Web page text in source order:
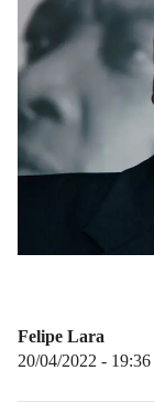
Felipe Lara
20/04/2022 - 19:36